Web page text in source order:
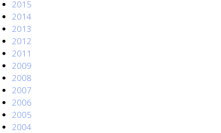
2015
2014
2013
2012
2011
2009
2008
2007
2006
2005
2004